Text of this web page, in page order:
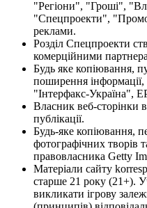
"Регіони", "Гроші",
"Спецпроекти",
реклами.
Розділ Спецпроекти
комерційними
Будь яке копіювання,
поширення
"Інтерфакс-Україна",
Власник веб-сторінки
публікації.
Будь-яке копіювання,
фотографічних творів
правовласника Getty
Матеріали сайту
старше 21 року (21+).
викликати ігрову